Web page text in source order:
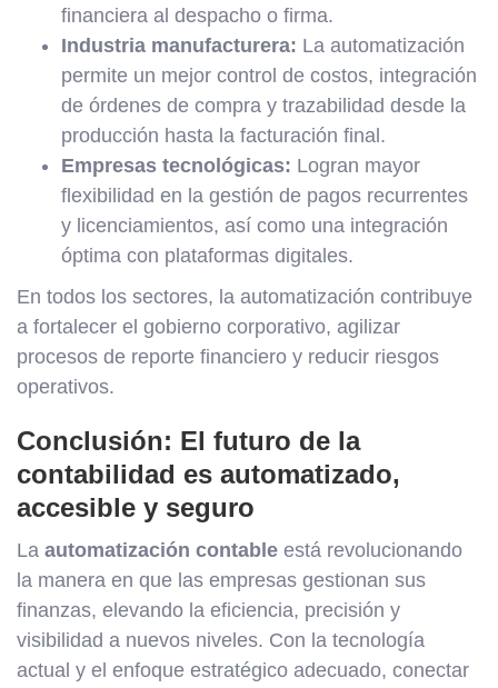
financiera al despacho o firma.
Industria manufacturera: La automatización
permite un mejor control de costos, integración
de órdenes de compra y trazabilidad desde la
producción hasta la facturación final.
Empresas tecnológicas: Logran mayor
flexibilidad en la gestión de pagos recurrentes
y licenciamientos, así como una integración
óptima con plataformas digitales.
En todos los sectores, la automatización contribuye
a fortalecer el gobierno corporativo, agilizar
procesos de reporte financiero y reducir riesgos
operativos.
Conclusión: El futuro de la
contabilidad es automatizado,
accesible y seguro
La automatización contable está revolucionando
la manera en que las empresas gestionan sus
finanzas, elevando la eficiencia, precisión y
visibilidad a nuevos niveles. Con la tecnología
actual y el enfoque estratégico adecuado, conectar